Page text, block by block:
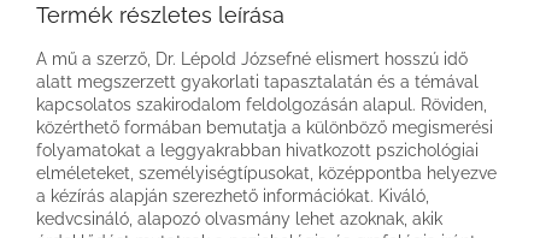
Termék részletes leírása
A mű a szerző, Dr. Lépold Józsefné elismert hosszú idő
alatt megszerzett gyakorlati tapasztalatán és a témával
kapcsolatos szakirodalom feldolgozásán alapul. Röviden,
közérthető formában bemutatja a különböző megismerési
folyamatokat a leggyakrabban hivatkozott pszichológiai
elméleteket, személyiségtípusokat, középpontba helyezve
a kézírás alapján szerezhető információkat. Kiváló,
kedvcsináló, alapozó olvasmány lehet azoknak, akik